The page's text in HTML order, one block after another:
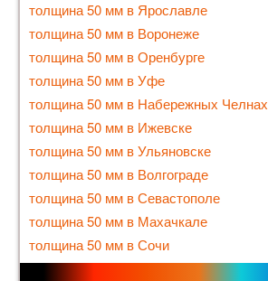
толщина 50 мм в Ярославле
толщина 50 мм в Воронеже
толщина 50 мм в Оренбурге
толщина 50 мм в Уфе
толщина 50 мм в Набережных Челнах
толщина 50 мм в Ижевске
толщина 50 мм в Ульяновске
толщина 50 мм в Волгограде
толщина 50 мм в Севастополе
толщина 50 мм в Махачкале
толщина 50 мм в Сочи